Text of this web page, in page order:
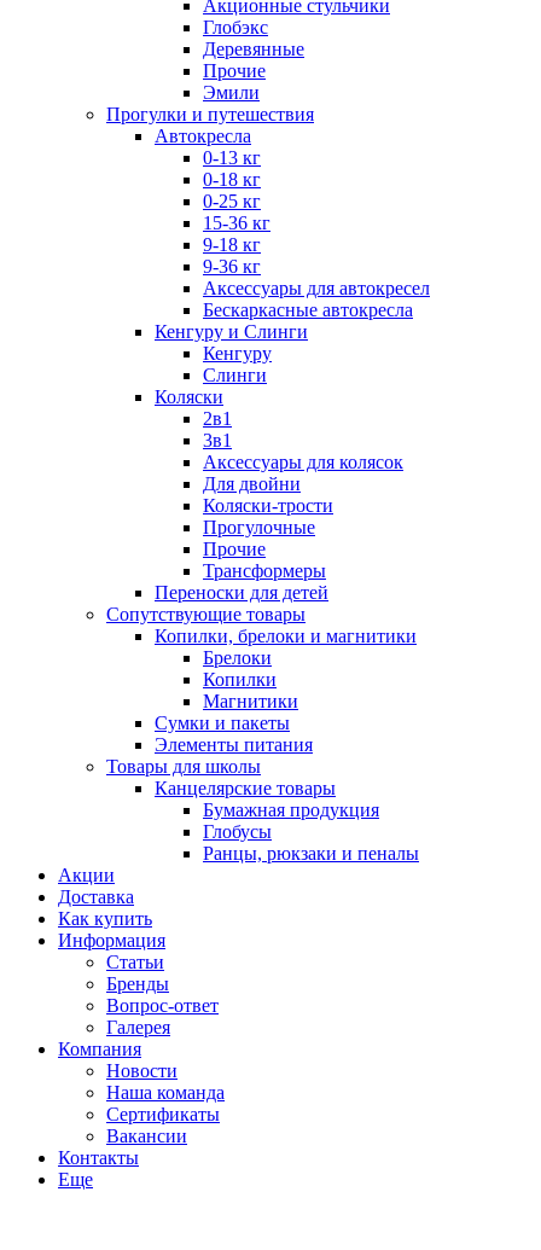
Акционные стульчики
Глобэкс
Деревянные
Прочие
Эмили
Прогулки и путешествия
Автокресла
0-13 кг
0-18 кг
0-25 кг
15-36 кг
9-18 кг
9-36 кг
Аксессуары для автокресел
Бескаркасные автокресла
Кенгуру и Слинги
Кенгуру
Слинги
Коляски
2в1
3в1
Аксессуары для колясок
Для двойни
Коляски-трости
Прогулочные
Прочие
Трансформеры
Переноски для детей
Сопутствующие товары
Копилки, брелоки и магнитики
Брелоки
Копилки
Магнитики
Сумки и пакеты
Элементы питания
Товары для школы
Канцелярские товары
Бумажная продукция
Глобусы
Ранцы, рюкзаки и пеналы
Акции
Доставка
Как купить
Информация
Статьи
Бренды
Вопрос-ответ
Галерея
Компания
Новости
Наша команда
Сертификаты
Вакансии
Контакты
Еще